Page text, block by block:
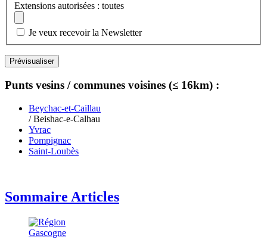
Extensions autorisées : toutes
Je veux recevoir la Newsletter
Punts vesins / communes voisines (≤ 16km) :
Beychac-et-Caillau
/ Beishac-e-Calhau
Yvrac
Pompignac
Saint-Loubès
Sommaire Articles